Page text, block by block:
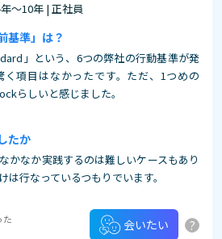
～10年 | 正社員
基準」は？
」という、6つの弊社の行動基準が発
項目はなかったです。ただ、1つめの
らしいと感じました。
たか
かなか実践するのは難しいケースもあり
は行なっているつもりでいます。
た
会いたい ?